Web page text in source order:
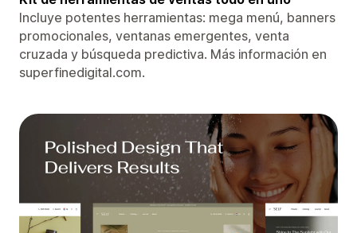
Incluye potentes herramientas: mega menú, banners
promocionales, ventanas emergentes, venta
cruzada y búsqueda predictiva. Más información en
superfinedigital.com.